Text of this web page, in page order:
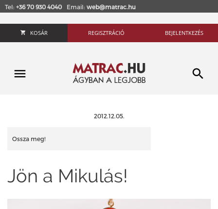
Tel: +36 70 930 4040 Email: web@matrac.hu
KOSÁR REGISZTRÁCIÓ BEJELENTKEZÉS
2012.12.05.
Ossza meg!
Jön a Mikulás!